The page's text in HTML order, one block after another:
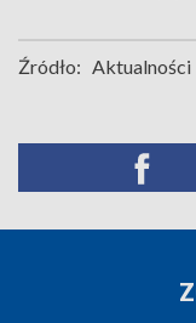
Źródło: Aktualności